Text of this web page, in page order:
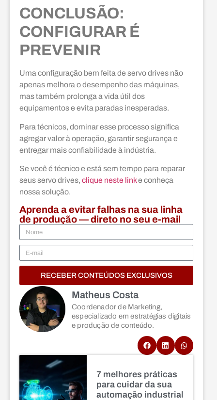
CONCLUSÃO:
CONFIGURAR É
PREVENIR
Uma configuração bem feita de servo drives não
apenas melhora o desempenho das máquinas,
mas também prolonga a vida útil dos
equipamentos e evita paradas inesperadas.
Para técnicos, dominar esse processo significa
agregar valor à operação, garantir segurança e
entregar mais confiabilidade à indústria.
Se você é técnico e está sem tempo para reparar
seus servo drives, clique neste linke conheça
nossa solução.
Aprenda a evitar falhas na sua linha
de produção — direto no seu e-mail
RECEBER CONTEÚDOS EXCLUSIVOS
Matheus Costa
Coordenador de Marketing,
especializado em estratégias digitais
e produção de conteúdo.
7 melhores práticas
para cuidar da sua
automação industrial